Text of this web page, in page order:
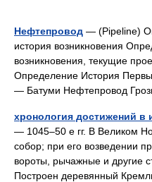
Нефтепровод — (Pipeline)
история возникновения
возникновения, текущие
Определение История
— Батуми Нефтепровод
хронология достижений в
— 1045–50 е гг. В Великом
собор; при его возведении
вороты, рычажные и другие
Построен деревянный